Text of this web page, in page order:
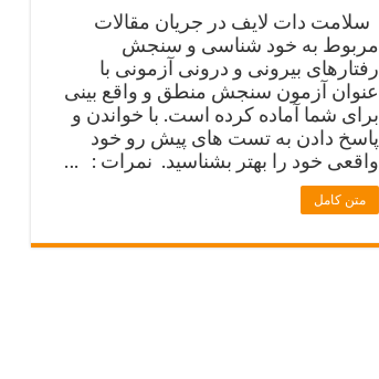
سلامت دات لایف در جریان مقالات
مربوط به خود شناسی و سنجش
رفتارهای بیرونی و درونی آزمونی با
عنوان آزمون سنجش منطق و واقع بینی
برای شما آماده کرده است. با خواندن و
پاسخ دادن به تست های پیش رو خود
واقعی خود را بهتر بشناسید. نمرات : …
متن کامل